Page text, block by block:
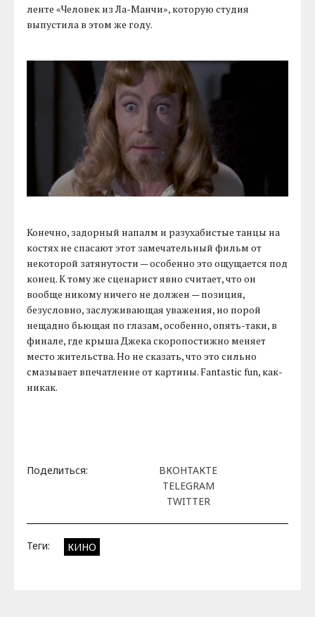
ленте «Человек из Ла-Манчи», которую студия
выпустила в этом же году.
Конечно, задорный напалм и разухабистые танцы на
костях не спасают этот замечательный фильм от
некоторой затянутости — особенно это ощущается под
конец. К тому же сценарист явно считает, что он
вообще никому ничего не должен — позиция,
безусловно, заслуживающая уважения, но порой
нещадно бьющая по глазам, особенно, опять-таки, в
финале, где крыша Джека скоропостижно меняет
место жительства. Но не сказать, что это сильно
смазывает впечатление от картины. Fantastic fun, как-
никак.
Поделиться:
ВКОНТАКТЕ
TELEGRAM
TWITTER
Теги: КИНО